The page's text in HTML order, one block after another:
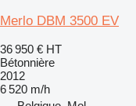
Merlo DBM 3500 EV
36 950 € HT
Bétonnière
2012
6 520 m/h